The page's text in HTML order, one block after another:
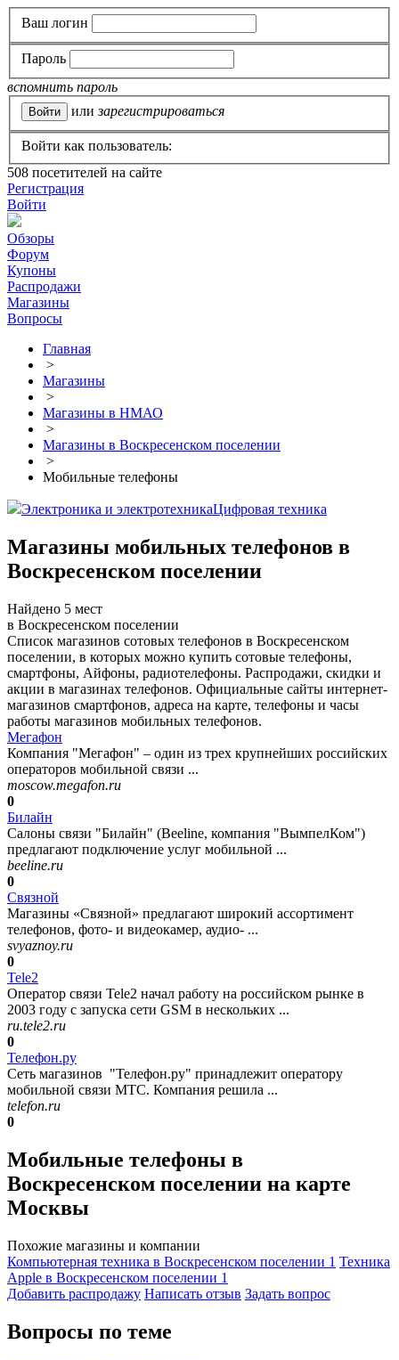
Ваш логин
Пароль
вспомнить пароль
или зарегистрироваться
Войти как пользователь:
508 посетителей на сайте
Регистрация
Войти
Обзоры
Форум
Купоны
Распродажи
Магазины
Вопросы
Главная
>
Магазины
>
Магазины в НМАО
>
Магазины в Воскресенском поселении
>
Мобильные телефоны
Электроника и электротехникаЦифровая техника
Магазины мобильных телефонов в
Воскресенском поселении
Найдено 5 мест
в Воскресенском поселении
Список магазинов сотовых телефонов в Воскресенском
поселении, в которых можно купить сотовые телефоны,
смартфоны, Айфоны, радиотелефоны. Распродажи, скидки и
акции в магазинах телефонов. Официальные сайты интернет-
магазинов смартфонов, адреса на карте, телефоны и часы
работы магазинов мобильных телефонов.
Мегафон
Компания "Мегафон" – один из трех крупнейших российских
операторов мобильной связи ...
moscow.megafon.ru
0
Билайн
Салоны связи "Билайн" (Beeline, компания "ВымпелКом")
предлагают подключение услуг мобильной ...
beeline.ru
0
Связной
Магазины «Связной» предлагают широкий ассортимент
телефонов, фото- и видеокамер, аудио- ...
svyaznoy.ru
0
Tele2
Оператор связи Tele2 начал работу на российском рынке в
2003 году с запуска сети GSM в нескольких ...
ru.tele2.ru
0
Телефон.ру
Сеть магазинов "Телефон.ру" принадлежит оператору
мобильной связи МТС. Компания решила ...
telefon.ru
0
Мобильные телефоны в
Воскресенском поселении на карте
Москвы
Похожие магазины и компании
Компьютерная техника в Воскресенском поселении 1 Техника
Apple в Воскресенском поселении 1
Добавить раcпродажу Написать отзыв Задать вопрос
Вопросы по теме